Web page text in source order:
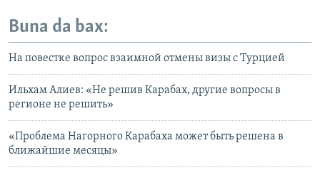
Buna da bax:
На повестке вопрос взаимной отмены визы с Турцией
Ильхам Алиев: «Не решив Карабах, другие вопросы в
регионе не решить»
«Проблема Нагорного Карабаха может быть решена в
ближайшие месяцы»